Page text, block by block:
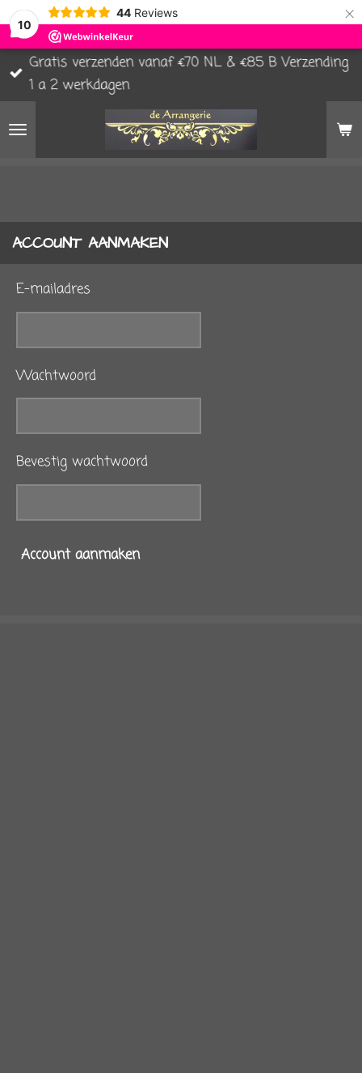
10
44 Reviews ×
Gratis verzenden vanaf €70 NL & €85 B Verzending
1 a 2 werkdagen
ACCOUNT AANMAKEN
E-mailadres
Wachtwoord
Bevestig wachtwoord
Account aanmaken